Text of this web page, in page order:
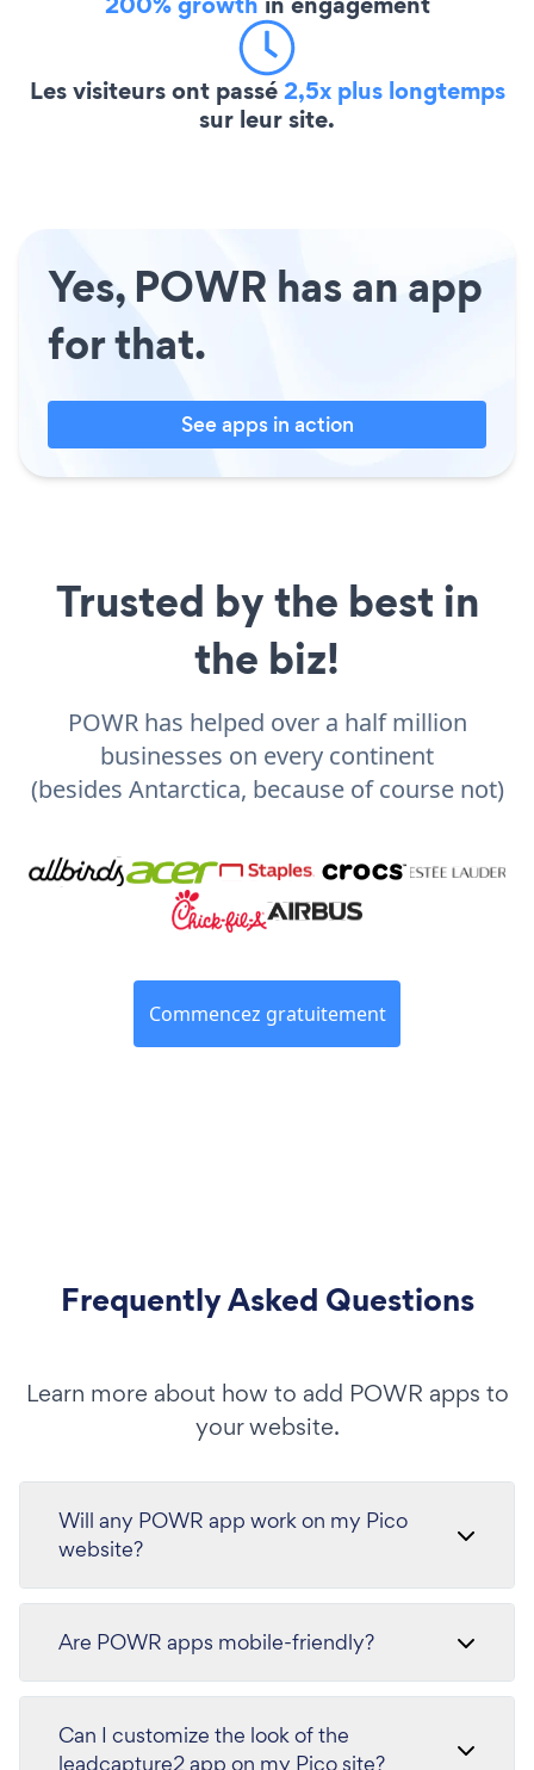
Les visiteurs ont passé2,5x plus longtemps
sur leur site.
Yes, POWR has an app
for that.
See apps in action
Trusted by the best in
the biz!
POWR has helped over a half million
businesses on every continent
(besides Antarctica, because of course not)
Commencez gratuitement
Frequently Asked Questions
Learn more about how to add POWR apps to
your website.
Will any POWR app work on my Pico
website?
Are POWR apps mobile-friendly?
Can I customize the look of the
leadcapture2 app on my Pico site?